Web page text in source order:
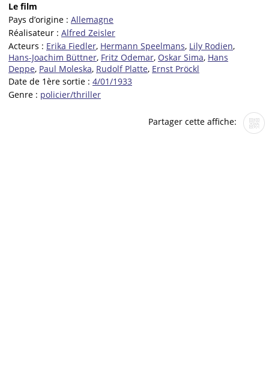
Le film
Pays d’origine : Allemagne
Réalisateur : Alfred Zeisler
Acteurs : Erika Fiedler, Hermann Speelmans, Lily Rodien,
Hans-Joachim Büttner, Fritz Odemar, Oskar Sima, Hans
Deppe, Paul Moleska, Rudolf Platte, Ernst Pröckl
Date de 1ère sortie : 4/01/1933
Genre : policier/thriller
Partager cette affiche: